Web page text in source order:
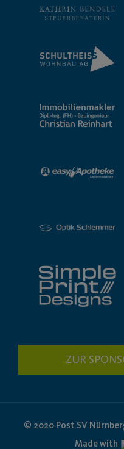
ZUR
© 2020 Post SV
Made with